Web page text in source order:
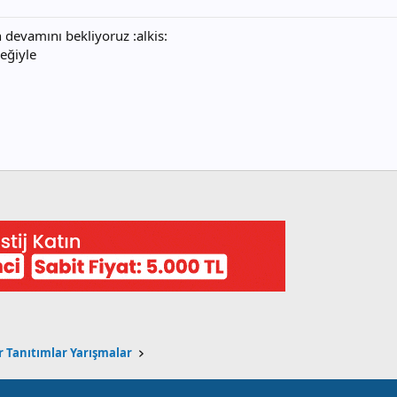
bekliyoruz :alkis:
Yarışmalar